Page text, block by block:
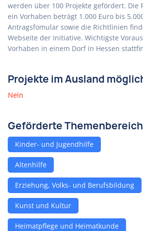
werden über 100 Projekte gefördert. Die
ein Vorhaben beträgt 1.000 Euro bis
Antragsfomular sowie die Richtlinien
Webseite der Initiative. Wichtigste
Vorhaben in einem Dorf in Hessen
Projekte im Ausland
Nein
Geförderte
Kinder- und Jugendhilfe
Altenhilfe
Erziehung, Volks- und Berufsbildung
Kunst und Kultur
Heimatpflege und Heimatkunde